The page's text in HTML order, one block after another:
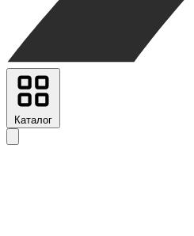
Каталог